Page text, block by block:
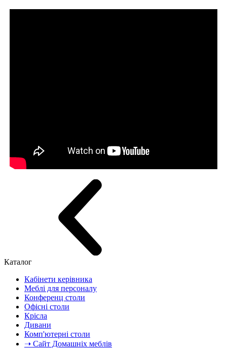
Каталог
Кабінети керівника
Меблі для персоналу
Конференц столи
Офісні столи
Крісла
Дивани
Комп'ютерні столи
➝ Сайт Домашніх меблів